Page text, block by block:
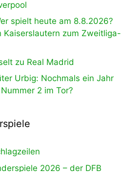
spielt heute am 8.8.2026?
Kaiserslautern zum Zweitliga-
zu Real Madrid
Urbig: Nochmals ein Jahr
2 im Tor?
2026 – der DFB